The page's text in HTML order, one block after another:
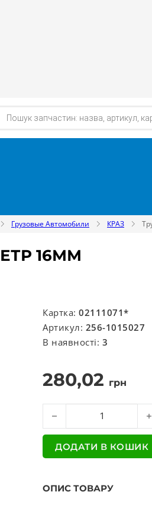
search
Грузовые Автомобили КРАЗ
16ММ
Картка: 02111071*
Артикул: 256-1015027
В наявності: 3
280,02 грн
Труба підводяща діаметр
ДОДАТИ В КОШИК
ОПИС ТОВАРУ